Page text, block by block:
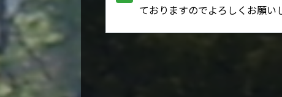
ておりますのでよろしくお願い